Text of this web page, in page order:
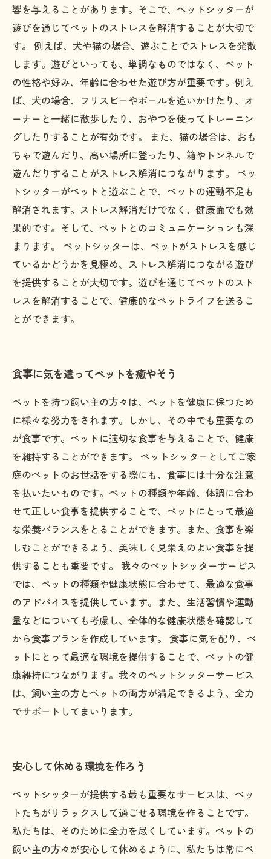
響を与えることがあります。そこで、ペットシッターが
遊びを通じてペットのストレスを解消することが大切で
す。 例えば、犬や猫の場合、遊ぶことでストレスを発散
します。遊びといっても、単調なものではなく、ペット
の性格や好み、年齢に合わせた遊び方が重要です。例え
ば、犬の場合、フリスビーやボールを追いかけたり、オ
ーナーと一緒に散歩したり、おやつを使ってトレーニン
グしたりすることが有効です。 また、猫の場合は、おも
ちゃで遊んだり、高い場所に登ったり、箱やトンネルで
遊んだりすることがストレス解消につながります。 ペッ
トシッターがペットと遊ぶことで、ペットの運動不足も
解消されます。ストレス解消だけでなく、健康面でも効
果的です。そして、ペットとのコミュニケーションも深
まります。 ペットシッターは、ペットがストレスを感じ
ているかどうかを見極め、ストレス解消につながる遊び
を提供することが大切です。遊びを通じてペットのスト
レスを解消することで、健康的なペットライフを送るこ
とができます。
食事に気を遣ってペットを癒やそう
ペットを持つ飼い主の方々は、ペットを健康に保つため
に様々な努力をされます。しかし、その中でも重要なの
が食事です。ペットに適切な食事を与えることで、健康
を維持することができます。 ペットシッターとしてご家
庭のペットのお世話をする際にも、食事には十分な注意
を払いたいものです。ペットの種類や年齢、体調に合わ
せて正しい食事を提供することで、ペットにとって最適
な栄養バランスをとることができます。また、食事を楽
しむことができるよう、美味しく見栄えのよい食事を提
供することも重要です。 我々のペットシッターサービス
では、ペットの種類や健康状態に合わせて、最適な食事
のアドバイスを提供しています。また、生活習慣や運動
量などについても考慮し、全体的な健康状態を確認して
から食事プランを作成しています。 食事に気を配り、ペ
ットにとって最適な環境を提供することで、ペットの健
康維持につながります。我々のペットシッターサービス
は、飼い主の方とペットの両方が満足できるよう、全力
でサポートしてまいります。
安心して休める環境を作ろう
ペットシッターが提供する最も重要なサービスは、ペッ
トたちがリラックスして過ごせる環境を作ることです。
私たちは、そのために全力を尽くしています。ペットの
飼い主の方々が安心して休めるように、私たちは常にペ